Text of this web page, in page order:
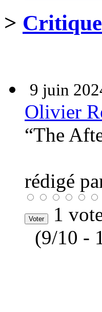
>
9 juin
Olivier
“The
rédigé
1
(9/10 -